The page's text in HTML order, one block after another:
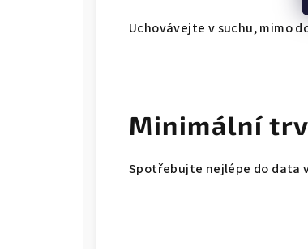
Uchovávejte v suchu, mimo
Minimální
Spotřebujte nejlépe do data